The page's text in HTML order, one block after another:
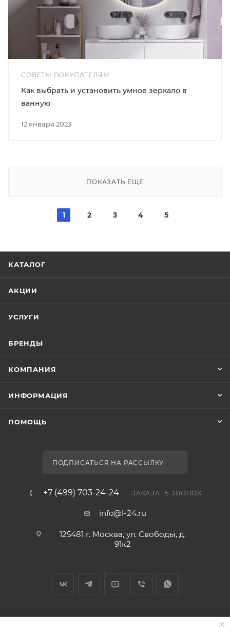
СОВЕТЫ ПОКУПАТЕЛЯМ
12 января 2023
Как выбрать и установить умное зеркало в
ванную
ПОКАЗАТЬ ЕЩЕ
1 2 3 4 5
КАТАЛОГ
АКЦИИ
УСЛУГИ
БРЕНДЫ
КОМПАНИЯ
ИНФОРМАЦИЯ
ПОМОЩЬ
ПОДПИСАТЬСЯ НА РАССЫЛКУ
+7 (499) 703-24-24 ЗАКАЗАТЬ ЗВОНОК
info@l-24.ru
125481 г. Москва, ул. Свободы, д.
91к2